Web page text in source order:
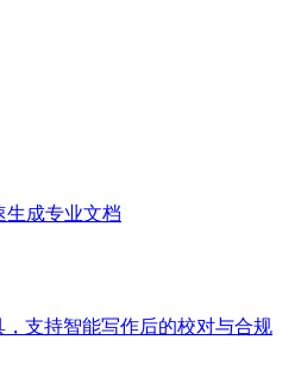
成专业文档
，支持智能写作后的校对与合规